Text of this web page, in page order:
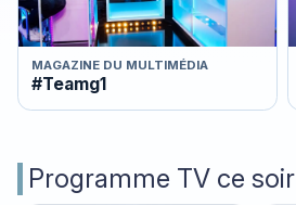
MAGAZINE DU MULTIMÉDIA
#Teamg1
Programme TV ce soir